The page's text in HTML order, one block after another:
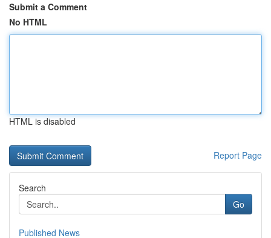
Submit a Comment
No HTML
HTML is disabled
Report Page
Search
Go
Published News